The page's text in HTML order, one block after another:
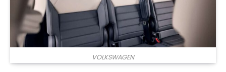
VOLKSWAGEN